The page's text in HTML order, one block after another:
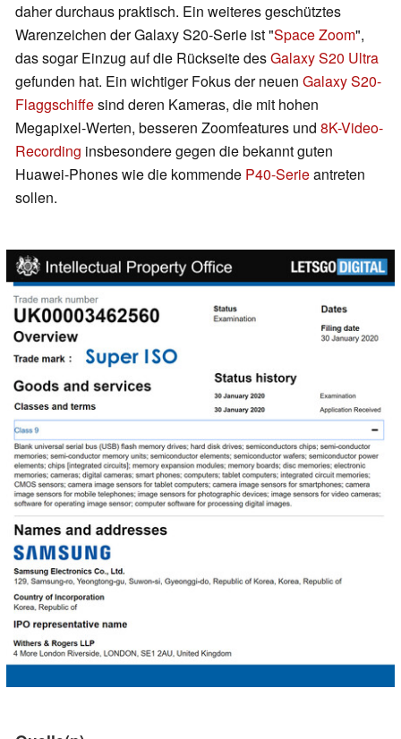
daher durchaus praktisch. Ein weiteres geschütztes
Warenzeichen der Galaxy S20-Serie ist "Space Zoom",
das sogar Einzug auf die Rückseite desGalaxy S20 Ultra
gefunden hat. Ein wichtiger Fokus der neuen Galaxy S20-
Flaggschiffesind deren Kameras, die mit hohen
Megapixel-Werten, besseren Zoomfeatures und 8K-Video-
Recording insbesondere gegen die bekannt guten
Huawei-Phones wie die kommende P40-Serieantreten
sollen.